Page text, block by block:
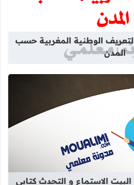
قراءة المزيد عن أحرف و أرقام
الوطنية المغربية حسب
المدن
قراءة المزيد عن جذاذة مولود جديد
الاستماع و التحدث كتابي